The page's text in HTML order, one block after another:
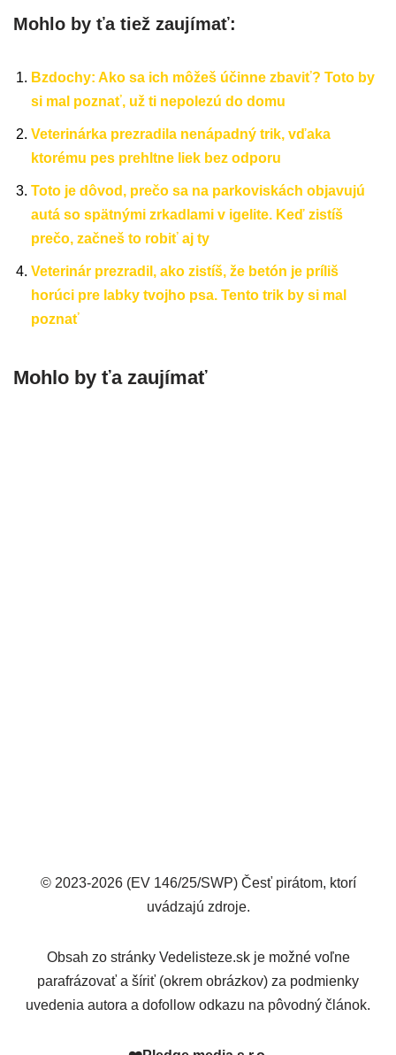
Mohlo by ťa tiež zaujímať:
Bzdochy: Ako sa ich môžeš účinne zbaviť? Toto by
si mal poznať, už ti nepolezú do domu
Veterinárka prezradila nenápadný trik, vďaka
ktorému pes prehltne liek bez odporu
Toto je dôvod, prečo sa na parkoviskách objavujú
autá so spätnými zrkadlami v igelite. Keď zistíš
prečo, začneš to robiť aj ty
Veterinár prezradil, ako zistíš, že betón je príliš
horúci pre labky tvojho psa. Tento trik by si mal
poznať
Mohlo by ťa zaujímať
© 2023-2026 (EV 146/25/SWP) Česť pirátom, ktorí
uvádzajú zdroje.
Obsah zo stránky Vedelisteze.sk je možné voľne
parafrázovať a šíriť (okrem obrázkov) za podmienky
uvedenia autora a dofollow odkazu na pôvodný článok.